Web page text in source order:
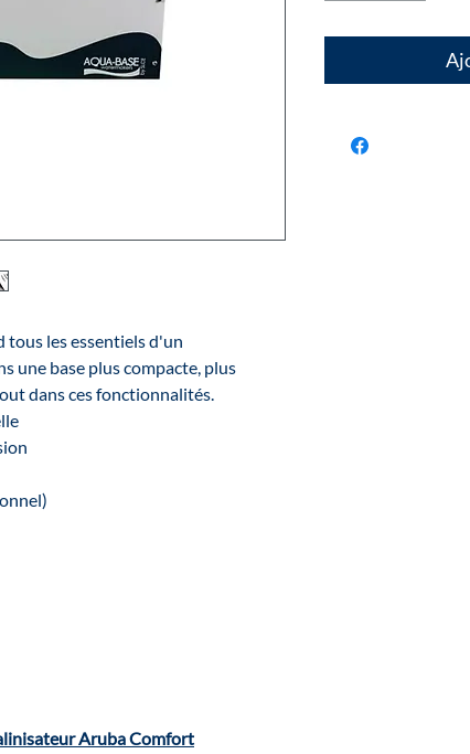
tous les essentiels d'un
une base plus compacte, plus
dans ces fonctionnalités.
Aruba Comfort